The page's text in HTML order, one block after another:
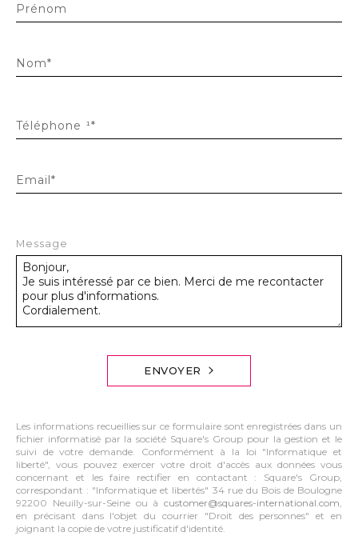
Prénom
Nom*
Téléphone ¹*
Email*
Message
ENVOYER
Les informations recueillies sur ce formulaire sont enregistrées dans un
fichier informatisé par la société Square's Group pour la gestion et le
suivi de votre demande. Conformément à la loi "Informatique et
liberté", vous pouvez exercer votre droit d'accès aux données vous
concernant et les faire rectifier en contactant : Square's Group,
correspondant : "Informatique et libertés" 34 rue du Bois de Boulogne
92200 Neuilly-sur-Seine ou à customer@squares-international.com,
en précisant dans l'objet du courrier "Droit des personnes" et en
joignant la copie de votre justificatif d'identité.